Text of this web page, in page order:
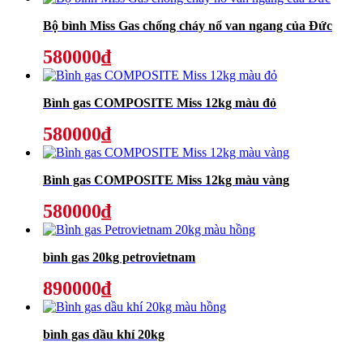
Bộ bình Miss Gas chống cháy nổ van ngang của Đức
580000₫
Bình gas COMPOSITE Miss 12kg màu đỏ
580000₫
Bình gas COMPOSITE Miss 12kg màu vàng
580000₫
bình gas 20kg petrovietnam
890000₫
bình gas dầu khí 20kg